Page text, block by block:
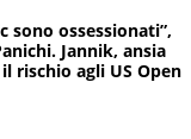
sono ossessionati”,
Jannik, ansia
rischio agli US Open